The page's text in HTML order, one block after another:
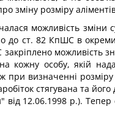
зміну розміру
можливість зміни
до ст. 82 КпШС в
можливість
кожну особу, якій
визначенні
стягувана та
12.06.1998 p.). Тепер